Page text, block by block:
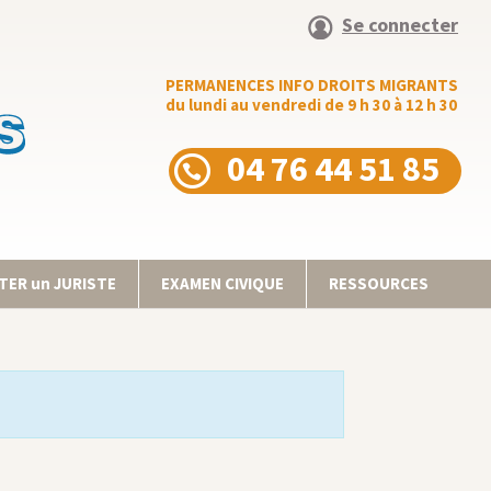
Se connecter
PERMANENCES INFO DROITS MIGRANTS
du lundi au vendredi de 9 h 30 à 12 h 30
04 76 44 51 85
un JURISTE EXAMEN CIVIQUE RESSOURCES